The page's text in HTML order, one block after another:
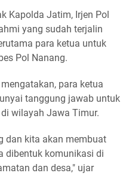
Kapolda Jatim, Irjen Pol
yang sudah terjalin
para ketua untuk
Pol Nanang.
para ketua
tanggung jawab untuk
wilayah Jawa Timur.
dan kita akan membuat
dibentuk komunikasi di
dan desa," ujar